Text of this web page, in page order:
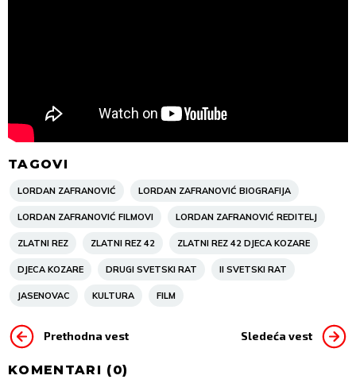
TAGOVI
LORDAN ZAFRANOVIĆ LORDAN ZAFRANOVIĆ BIOGRAFIJA
LORDAN ZAFRANOVIĆ FILMOVI LORDAN ZAFRANOVIĆ REDITELJ
ZLATNI REZ ZLATNI REZ 42 ZLATNI REZ 42 DJECA KOZARE
DJECA KOZARE DRUGI SVETSKI RAT II SVETSKI RAT
JASENOVAC KULTURA FILM
Prethodna vest Sledeća vest
KOMENTARI (0)